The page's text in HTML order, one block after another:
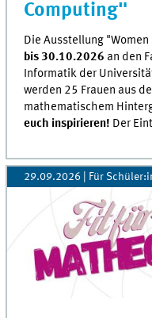
Computing"
Die Ausstellung
bis 30.10.2026 an den
Informatik der
werden 25 Frauen aus
mathematischem
euch inspirieren! Der
29.09.2026 | Für